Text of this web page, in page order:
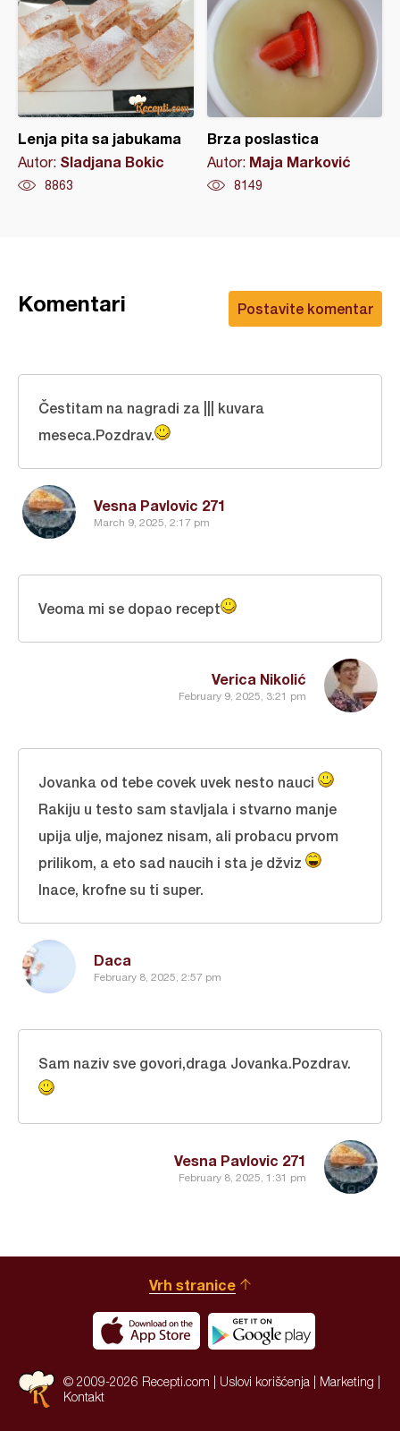
Lenja pita sa jabukama
Autor: Sladjana Bokic
8863
Brza poslastica
Autor: Maja Marković
8149
Postavite komentar
Komentari
Vesna Pavlovic 271
March 9, 2025, 2:17 pm
Čestitam na nagradi za ||| kuvara
meseca.Pozdrav.
Verica Nikolić
February 9, 2025, 3:21 pm
Veoma mi se dopao recept
Daca
February 8, 2025, 2:57 pm
Jovanka od tebe covek uvek nesto nauci
Rakiju u testo sam stavljala i stvarno manje
upija ulje, majonez nisam, ali probacu prvom
prilikom, a eto sad naucih i sta je džviz
Inace, krofne su ti super.
Vesna Pavlovic 271
February 8, 2025, 1:31 pm
Sam naziv sve govori,draga Jovanka.Pozdrav.
Vrh stranice
© 2009-2026 Recepti.com | Uslovi korišćenja Marketing
Kontakt